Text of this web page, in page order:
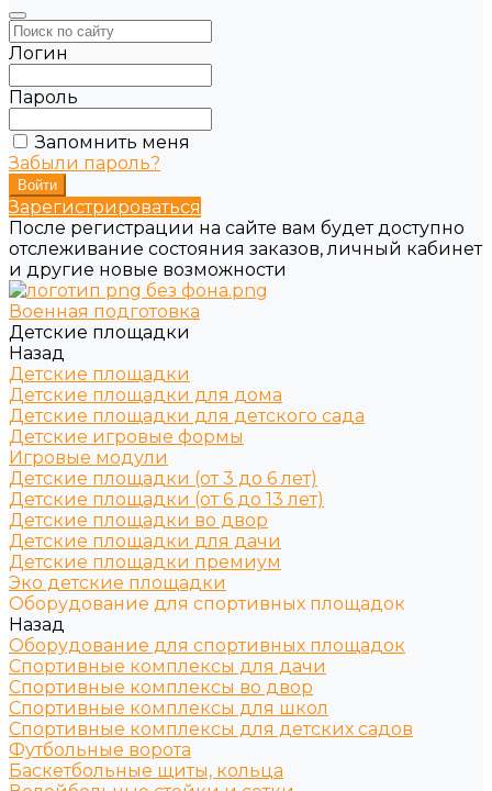
Логин
Пароль
Запомнить меня
Забыли пароль?
Зарегистрироваться
После регистрации на сайте вам будет доступно
отслеживание состояния заказов, личный кабинет
и другие новые возможности
Военная подготовка
Детские площадки
Назад
Детские площадки
Детские площадки для дома
Детские площадки для детского сада
Детские игровые формы
Игровые модули
Детские площадки (от 3 до 6 лет)
Детские площадки (от 6 до 13 лет)
Детские площадки во двор
Детские площадки для дачи
Детские площадки премиум
Эко детские площадки
Оборудование для спортивных площадок
Назад
Оборудование для спортивных площадок
Спортивные комплексы для дачи
Спортивные комплексы во двор
Спортивные комплексы для школ
Спортивные комплексы для детских садов
Футбольные ворота
Баскетбольные щиты, кольца